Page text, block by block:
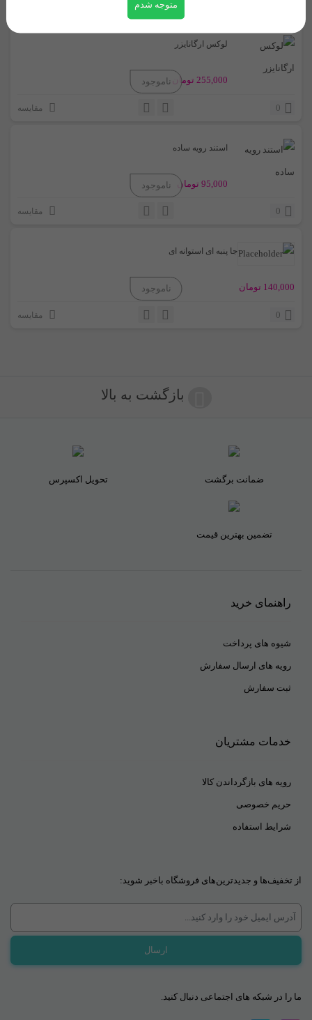
متوجه شدم
لوکس ارگانایزر
255,000 تومان
0 مقایسه
استند رویه ساده
95,000 تومان
0 مقایسه
جا پنبه ای استوانه ای
140,000 تومان
0 مقایسه
بازگشت به بالا
ضمانت برگشت تحویل اکسپرس
تضمین بهترین قیمت
راهنمای خرید
شیوه های پرداخت
رویه های ارسال سفارش
ثبت سفارش
خدمات مشتریان
رویه های بازگرداندن کالا
حریم خصوصی
شرایط استفاده
از تخفیف‌ها و جدیدترین‌های فروشگاه باخبر شوید:
ما را در شبکه های اجتماعی دنبال کنید.